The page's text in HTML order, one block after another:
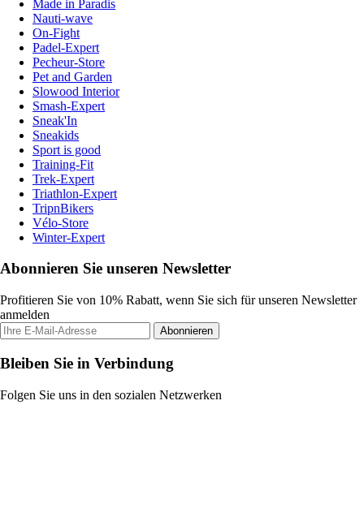
Made in Paradis
Nauti-wave
On-Fight
Padel-Expert
Pecheur-Store
Pet and Garden
Slowood Interior
Smash-Expert
Sneak'In
Sneakids
Sport is good
Training-Fit
Trek-Expert
Triathlon-Expert
TripnBikers
Vélo-Store
Winter-Expert
Abonnieren Sie unseren Newsletter
Profitieren Sie von 10% Rabatt, wenn Sie sich für unseren Newsletter
anmelden
Abonnieren
Bleiben Sie in Verbindung
Folgen Sie uns in den sozialen Netzwerken